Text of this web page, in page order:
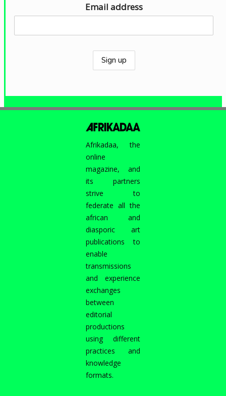
Email address
Afrikadaa, the
online
magazine, and
its partners
strive to
federate all the
african and
diasporic art
publications to
enable
transmissions
and experience
exchanges
between
editorial
productions
using different
practices and
knowledge
formats.